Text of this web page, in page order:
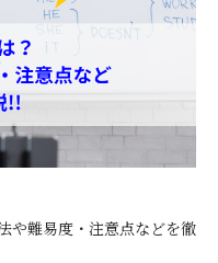
や難易度・注意点などを徹